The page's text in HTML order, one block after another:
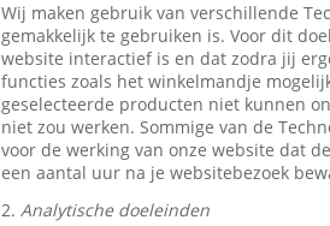
Wij maken gebruik van verschillende
gemakkelijk te gebruiken is. Voor dit
website interactief is en dat zodra jij
functies zoals het winkelmandje
geselecteerde producten niet kunnen
niet zou werken. Sommige van de
voor de werking van onze website dat
een aantal uur na je websitebezoek
2. Analytische doeleinden